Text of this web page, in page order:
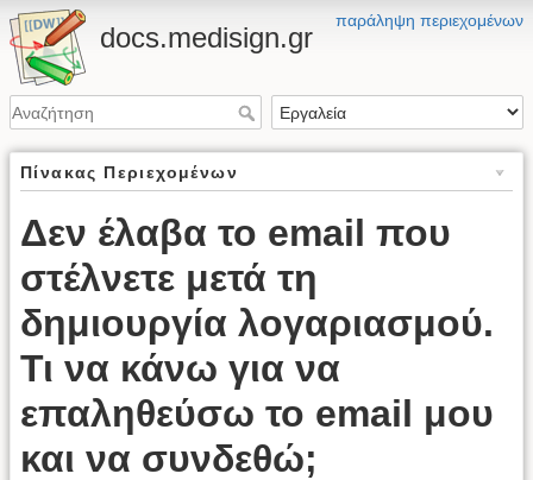
παράληψη περιεχομένων
docs.medisign.gr
Πίνακας Περιεχομένων
Δεν έλαβα το email που
στέλνετε μετά τη
δημιουργία λογαριασμού.
Τι να κάνω για να
επαληθεύσω το email μου
και να συνδεθώ;